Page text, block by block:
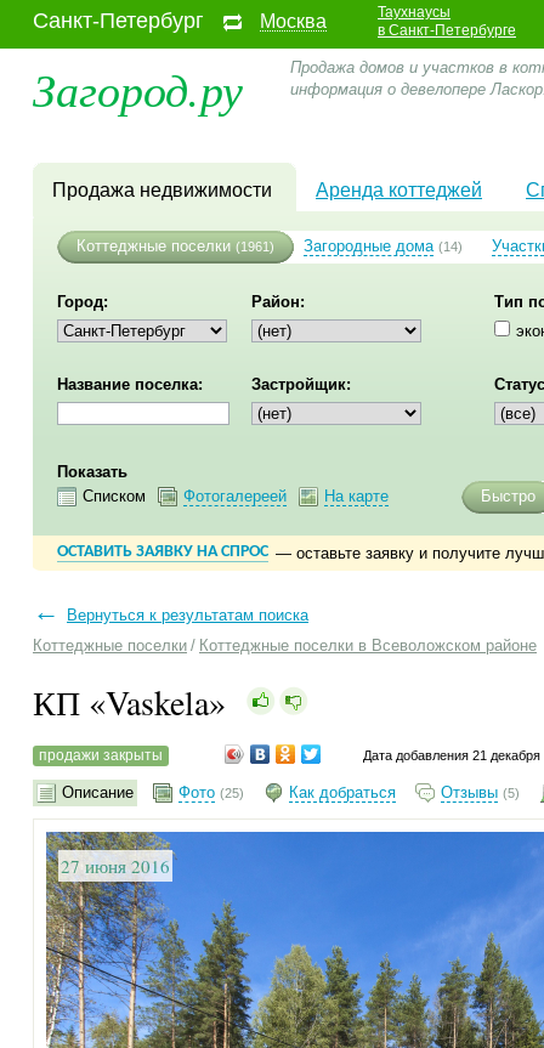
Санкт-Петербург Москва
Таухнаусы
в Санкт-Петербурге
Загород.ру
Продажа домов и участков в
информация о девелопере
Продажа недвижимости Аренда коттеджей
Коттеджные поселки (1961) Загородные дома (14)
Город: Район:
Тип
Название поселка: Застройщик:
Показать
Списком
Фотогалереей На карте Быстро
ОСТАВИТЬ ЗАЯВКУ НА СПРОС — оставьте заявку и получите
←
Вернуться к результатам поиска
Коттеджные поселки / Коттеджные поселки в Всеволожском районе
КП «Vaskela»
продажи закрыты Дата добавления 21 декабря
Описание Фото (25) Как добраться Отзывы (5)
27 июня 2016